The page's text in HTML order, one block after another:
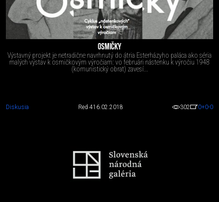
OSMIČKY
Výstavný projekt je netradične navrhnutý do átria Esterházyho paláca ako séria
malých výstav k osmičkovým výročiam: vo februári nástenku k výročiu 1948
(komunistický obrat) zavesí...
Diskusia Red 416.02.2018 302 0+0-0